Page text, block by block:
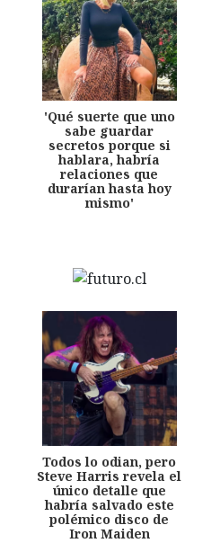
'Qué suerte que uno
sabe guardar
secretos porque si
hablara, habría
relaciones que
durarían hasta hoy
mismo'
Todos lo odian, pero
Steve Harris revela el
único detalle que
habría salvado este
polémico disco de
Iron Maiden